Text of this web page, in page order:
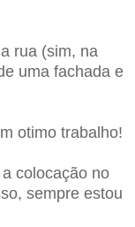
rua (sim, na
uma fachada e
otimo trabalho!
colocação no
sempre estou